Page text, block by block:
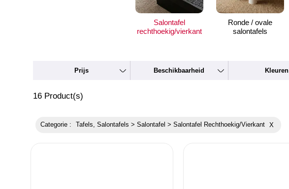
Salontafel
rechthoekig/vierkant
Ronde / ovale
salontafels
Prijs Beschikbaarheid Kleuren
16 Product(s)
Categorie : Tafels, Salontafels > Salontafel > Salontafel Rechthoekig/vierkant X